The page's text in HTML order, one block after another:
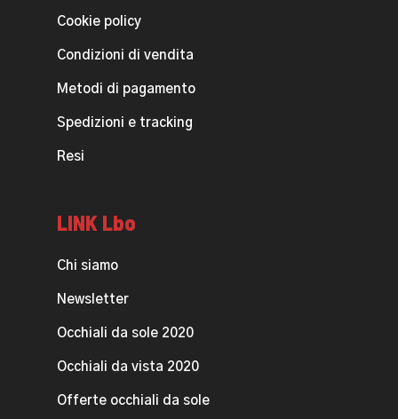
Cookie policy
Condizioni di vendita
Metodi di pagamento
Spedizioni e tracking
Resi
LINK Lbo
Chi siamo
Newsletter
Occhiali da sole 2020
Occhiali da vista 2020
Offerte occhiali da sole